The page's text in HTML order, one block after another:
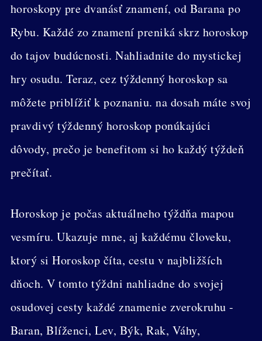
horoskopy pre dvanásť znamení, od Barana po
Rybu. Každé zo znamení preniká skrz horoskop
do tajov budúcnosti. Nahliadnite do mystickej
hry osudu. Teraz, cez týždenný horoskop sa
môžete priblížiť k poznaniu. na dosah máte svoj
pravdivý týždenný horoskop ponúkajúci
dôvody, prečo je benefitom si ho každý týždeň
prečítať.
Horoskop je počas aktuálneho týždňa mapou
vesmíru. Ukazuje mne, aj každému človeku,
ktorý si Horoskop číta, cestu v najbližších
dňoch. V tomto týždni nahliadne do svojej
osudovej cesty každé znamenie zverokruhu -
Baran, Blíženci, Lev, Býk, Rak, Váhy,